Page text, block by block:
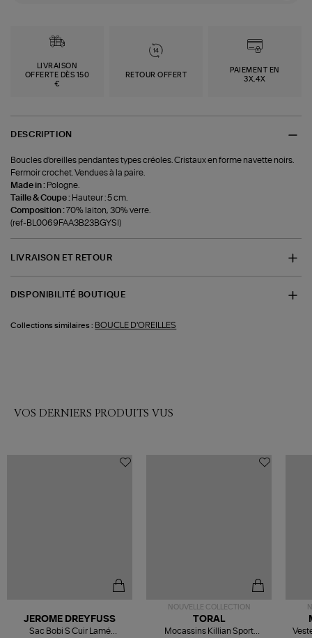
LIVRAISON
OFFERTE DÈS 150
€
RETOUR OFFERT
PAIEMENT EN
3X,4X
DESCRIPTION
Boucles d'oreilles pendantes types créoles. Cristaux en forme navette noirs.
Fermoir crochet. Vendues à la paire.
Made in : Pologne.
Taille & Coupe : Hauteur : 5 cm.
Composition :70% laiton, 30% verre.
(ref-BL0069FAA3B23BGYSI)
LIVRAISON ET RETOUR
DISPONIBILITÉ BOUTIQUE
Collections similaires : BOUCLE D'OREILLES
VOS DERNIERS PRODUITS VUS
JEROME DREYFUSS
Sac Bobi S Cuir Lamé
NOUVELLE COLLECTION
TORAL
Mocassins Killian Sport